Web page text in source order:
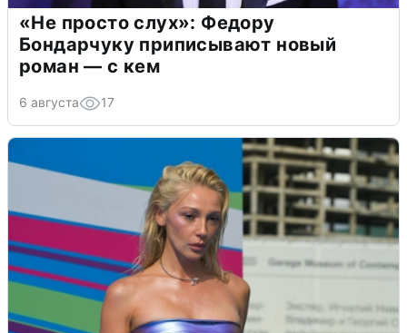
«Не просто слух»: Федору
Бондарчуку приписывают новый
роман — с кем
6 августа 17